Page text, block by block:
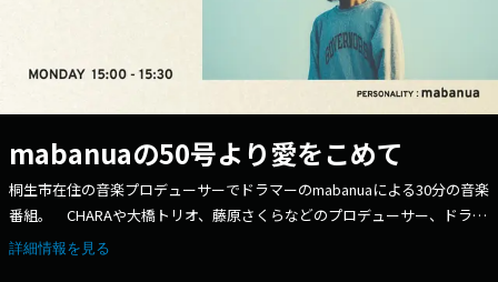
mabanuaの50号より愛をこめて
桐生市在住の音楽プロデューサーでドラマーのmabanuaによる30分の音楽
番組。 CHARAや大橋トリオ、藤原さくらなどのプロデューサー、ドラマ
ーとして活躍し、Ovallのメンバーでもあるmabanuaが、オススメ曲を選
詳細情報を見る